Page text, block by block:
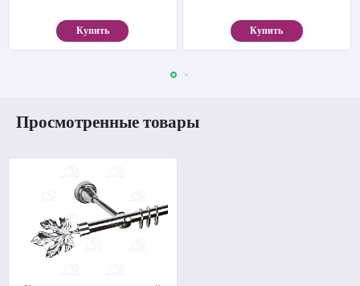
Купить Купить
Просмотренные товары